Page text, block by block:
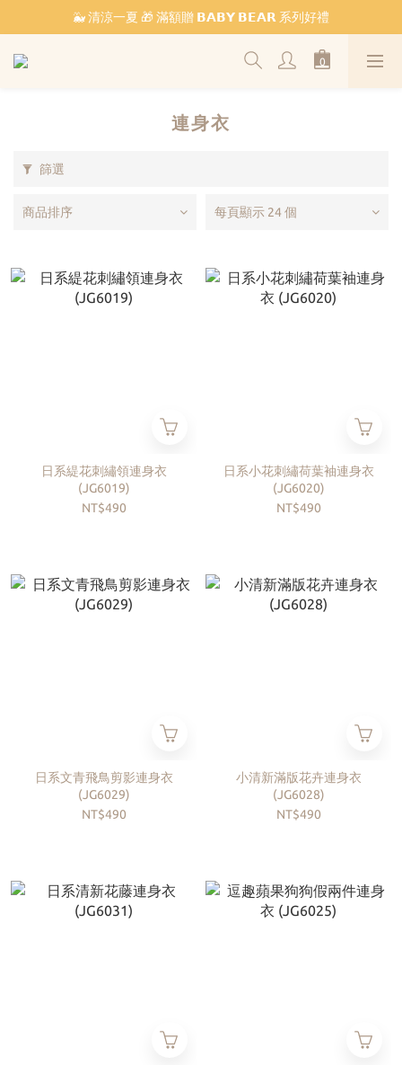
˗ˏˋ 𝔽𝕣𝕖𝕖 𝕊𝕙𝕚𝕡𝕡𝕚𝕟𝕘 ˎˊ˗ 全館滿 $𝟙,𝟘𝟘𝟘 免運
🐳 清涼一夏 🎁 滿額贈 𝗕𝗔𝗕𝗬 𝗕𝗘𝗔𝗥 系列好禮
˗ˏˋ 𝔽𝕣𝕖𝕖 𝕊𝕙𝕚𝕡𝕡𝕚𝕟𝕘 ˎˊ˗ 全館滿 $𝟙,𝟘𝟘𝟘 免運
連身衣
篩選
商品排序 每頁顯示 24 個
日系緹花刺繡領連身衣
(JG6019)
NT$490
日系小花刺繡荷葉袖連身衣
(JG6020)
NT$490
日系文青飛鳥剪影連身衣
(JG6029)
NT$490
小清新滿版花卉連身衣
(JG6028)
NT$490